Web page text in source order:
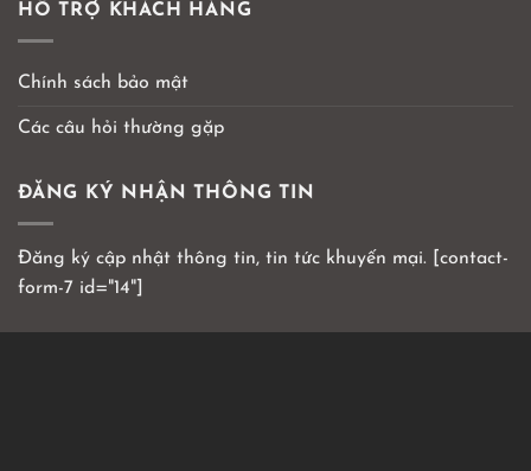
HỖ TRỢ KHÁCH HÀNG
Chính sách bảo mật
Các câu hỏi thường gặp
ĐĂNG KÝ NHẬN THÔNG TIN
Đăng ký cập nhật thông tin, tin tức khuyến mại. [contact-
form-7 id="14"]